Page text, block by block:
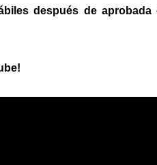
después de